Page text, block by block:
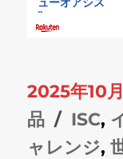
投
稿
日:
2025年10
品
タ
グ
ISC,
ャレンジ,